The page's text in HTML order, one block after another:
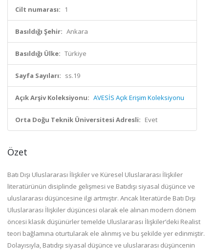
Cilt numarası: 1
Basıldığı Şehir: Ankara
Basıldığı Ülke: Türkiye
Sayfa Sayıları: ss.19
Açık Arşiv Koleksiyonu: AVESİS Açık Erişim Koleksiyonu
Orta Doğu Teknik Üniversitesi Adresli: Evet
Özet
Batı Dışı Uluslararası İlişkiler ve Küresel Uluslararası İlişkiler
literatürünün disiplinde gelişmesi ve Batıdışı siyasal düşünce ve
uluslararası düşüncesine ilgi artmıştır. Ancak literatürde Batı Dışı
Uluslararası İlişkiler düşüncesi olarak ele alınan modern dönem
öncesi klasik düşünürler temelde Uluslararası İlişkiler’deki Realist
teori bağlamına oturtularak ele alınmış ve bu şekilde yer edinmiştir.
Dolayısıyla, Batıdışı siyasal düşünce ve uluslararası düşüncenin